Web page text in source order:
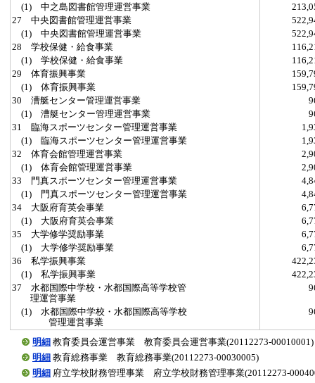
(1) 中之島図書館管理運営事業
27 中央図書館管理運営事業
(1) 中央図書館管理運営事業
28 学校保健・給食事業
(1) 学校保健・給食事業
29 体育振興事業
(1) 体育振興事業
30 漕艇センター管理運営事業
(1) 漕艇センター管理運営事業
31 臨海スポーツセンター管理運営事業
(1) 臨海スポーツセンター管理運営事業
32 体育会館管理運営事業
(1) 体育会館管理運営事業
33 門真スポーツセンター管理運営事業
(1) 門真スポーツセンター管理運営事業
34 大阪府育英会事業
(1) 大阪府育英会事業
35 大学修学奨励事業
(1) 大学修学奨励事業
36 私学振興事業
(1) 私学振興事業
37 水都国際中学校・水都国際高等学校管
理運営事業
(1) 水都国際中学校・水都国際高等学校
管理運営事業
明細 教育委員会運営事業 教育委員会運営事業(20112273-00010001)
明細 教育総務事業 教育総務事業(20112273-00030005)
明細 府立学校財務管理事業 府立学校財務管理事業(20112273-